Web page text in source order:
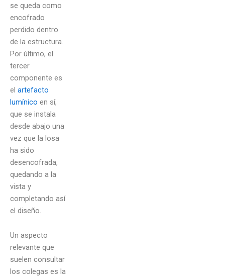
se queda como
encofrado
perdido dentro
de la estructura.
Por último, el
tercer
componente es
el artefacto
lumínico en sí,
que se instala
desde abajo una
vez que la losa
ha sido
desencofrada,
quedando a la
vista y
completando así
el diseño.
Un aspecto
relevante que
suelen consultar
los colegas es la